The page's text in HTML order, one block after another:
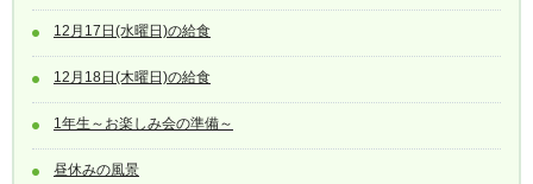
12月17日(水曜日)の給食
12月18日(木曜日)の給食
1年生～お楽しみ会の準備～
昼休みの風景